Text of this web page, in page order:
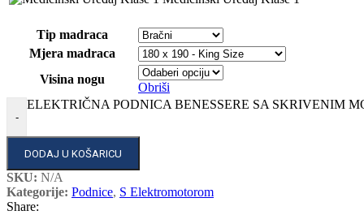
Tip madraca
Mjera madraca
Visina nogu
Obriši
-
ELEKTRIČNA PODNICA BENESSERE SA SKRIVENIM
DODAJ U KOŠARICU
SKU: N/A
Kategorije: Podnice, S Elektromotorom
Share: